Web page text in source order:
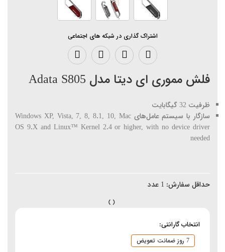
اشتراک گذاری در شبکه های اجتماعی
فلش مموری ای دیتا مدل Adata S805
ظرفیت 32 گیگابایت
سازگار با سیستم عامل‌های Windows XP, Vista, 7, 8, 8.1, 10, Mac
OS 9.X and Linux™ Kernel 2.4 or higher, with no device driver
needed
حداقل سفارش: 1 عدد
انتخاب گارانتی:
7 روز ضمانت تعویض